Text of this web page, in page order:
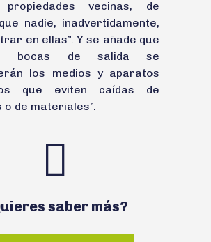
vecinas, de
nadie, inadvertidamente,
en ellas”. Y se añade que
bocas de salida se
los medios y aparatos
que eviten caídas de
o de materiales”.
saber más?